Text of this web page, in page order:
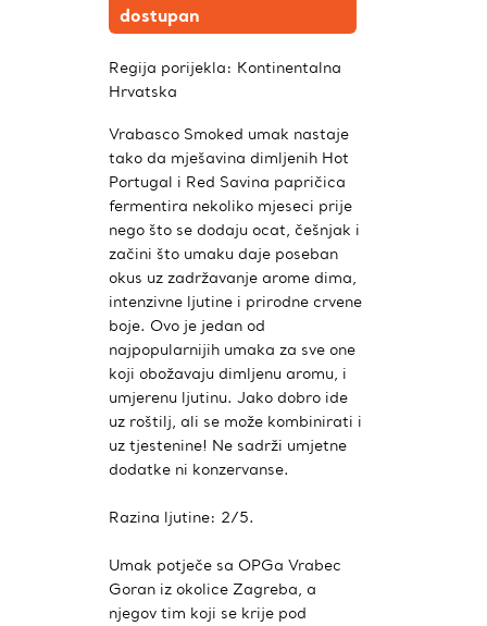
dostupan
Regija porijekla: Kontinentalna
Hrvatska
Vrabasco Smoked umak nastaje
tako da mješavina dimljenih Hot
Portugal i Red Savina papričica
fermentira nekoliko mjeseci prije
nego što se dodaju ocat, češnjak i
začini što umaku daje poseban
okus uz zadržavanje arome dima,
intenzivne ljutine i prirodne crvene
boje. Ovo je jedan od
najpopularnijih umaka za sve one
koji obožavaju dimljenu aromu, i
umjerenu ljutinu. Jako dobro ide
uz roštilj, ali se može kombinirati i
uz tjestenine! Ne sadrži umjetne
dodatke ni konzervanse.
Razina ljutine: 2/5.
Umak potječe sa OPGa Vrabec
Goran iz okolice Zagreba, a
njegov tim koji se krije pod